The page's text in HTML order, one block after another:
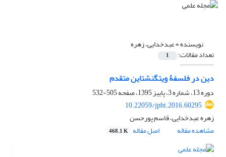
نویسنده =عبدخدایی، زهره
تعداد مقالات: 1
دین در فلسفۀ ویتگنشتاین متقدم
دوره 13، شماره 3، پاییز 1395، صفحه
505-532
10.22059/jpht.2016.60295
زهره عبدخدایی، قاسم پورحسن
مشاهده مقاله
اصل مقاله 468.1 K